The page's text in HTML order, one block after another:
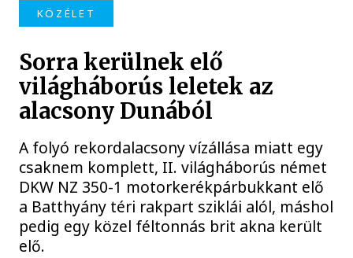
KÖZÉLET
Sorra kerülnek elő
világháborús leletek az
alacsony Dunából
A folyó rekordalacsony vízállása miatt egy
csaknem komplett, II. világháborús német
DKW NZ 350-1 motorkerékpárbukkant elő
a Batthyány téri rakpart sziklái alól, máshol
pedig egy közel féltonnás brit akna került
elő.